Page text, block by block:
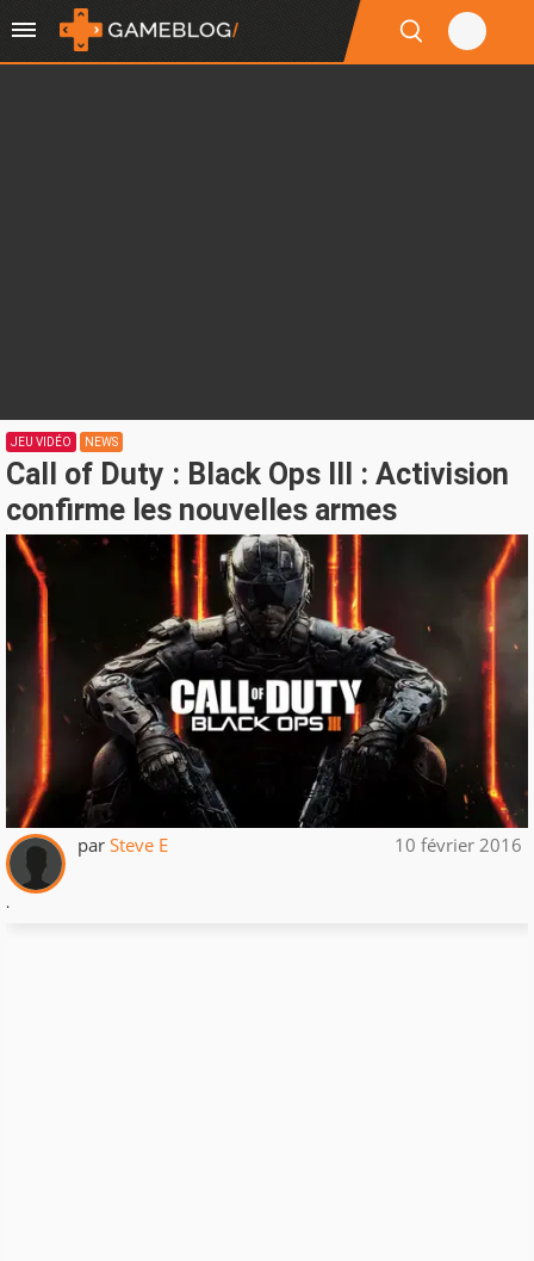
JEU VIDÉO NEWS
Call of Duty : Black Ops III : Activision
confirme les nouvelles armes
par Steve E 10 février 2016
.